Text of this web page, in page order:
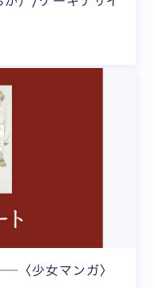
〈少女マンガ〉